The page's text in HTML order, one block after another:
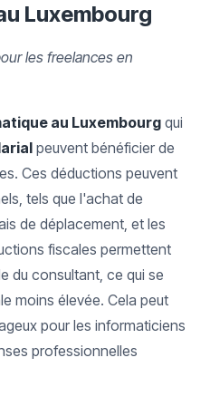
Luxembourg
les freelances en
au Luxembourgqui
peuvent bénéficier de
Ces déductions peuvent
tels que l'achat de
de déplacement, et les
fiscales permettent
du consultant, ce qui se
moins élevée. Cela peut
pour les informaticiens
professionnelles